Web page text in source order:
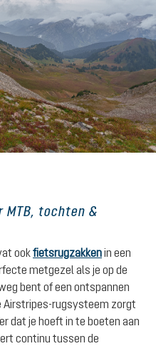
MTB, tochten &
ookfietsrugzakkenin een
metgezel als je op de
bent of een ontspannen
Airstripes-rugsysteem zorgt
dat je hoeft in te boeten aan
continu tussen de